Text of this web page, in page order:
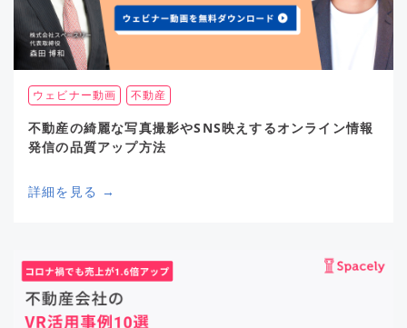
ウェビナー動画 不動産
不動産の綺麗な写真撮影やSNS映えするオンライン情報
発信の品質アップ方法
詳細を見る →